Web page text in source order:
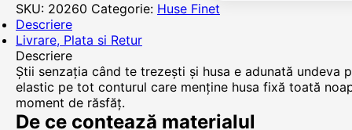
SKU: 20260 Categorie: Huse Finet
Descriere
Livrare, Plata si Retur
Descriere
Știi senzația când te trezești și husa e adunată undeva
elastic pe tot conturul care menține husa fixă toată
moment de răsfăț.
De ce contează materialul